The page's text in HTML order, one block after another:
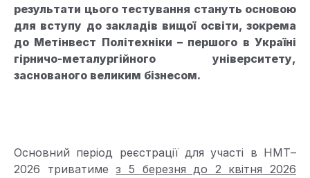
результати цього тестування стануть основою
для вступу до закладів вищої освіти, зокрема
до Метінвест Політехніки – першого в Україні
гірничо-металургійного університету,
заснованого великим бізнесом.
Основний період реєстрації для участі в НМТ–
2026 триватиме з 5 березня до 2 квітня 2026